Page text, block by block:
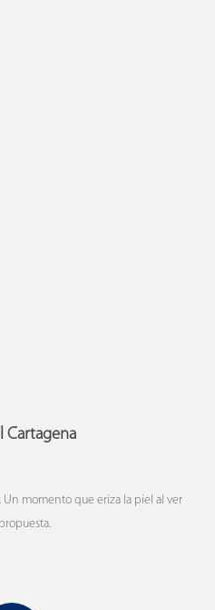
Cartagena
Un momento que eriza la piel al ver